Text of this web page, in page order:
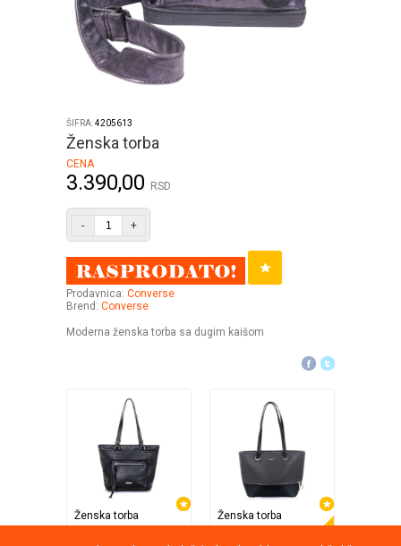
ŠIFRA:4205613
Ženska torba
CENA
3.390,00 RSD
- +
Prodavnica: Converse
Brend: Converse
Moderna ženska torba sa dugim kaišom
Ženska torba Ženska torba